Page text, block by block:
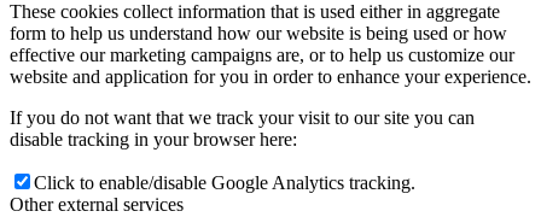
These cookies collect information that is used either in aggregate
form to help us understand how our website is being used or how
effective our marketing campaigns are, or to help us customize our
website and application for you in order to enhance your experience.
If you do not want that we track your visit to our site you can
disable tracking in your browser here:
Click to enable/disable Google Analytics tracking.
Other external services